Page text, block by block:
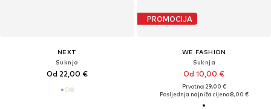
NEXT
Suknja
Od 22,00 €
PROMOCIJA
WE FASHION
Suknja
Od 10,00 €
Prvotno: 29,00 €
Posljednja najniža cijena:8,00 €